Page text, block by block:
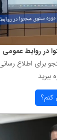
در روابط عمومی
برای اطلاع
ببرید
كنم؟